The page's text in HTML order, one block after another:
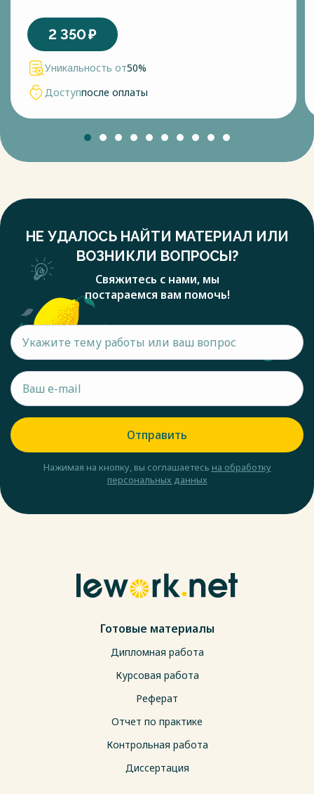
2 350₽
Уникальность от50%
Доступпосле оплаты
НЕ УДАЛОСЬ НАЙТИ МАТЕРИАЛ ИЛИ
ВОЗНИКЛИ ВОПРОСЫ?
Свяжитесь с нами, мы
постараемся вам помочь!
Отправить
Нажимая на кнопку, вы соглашаетесь на обработку
персональных данных
Готовые материалы
Дипломная работа
Курсовая работа
Реферат
Отчет по практике
Контрольная работа
Диссертация